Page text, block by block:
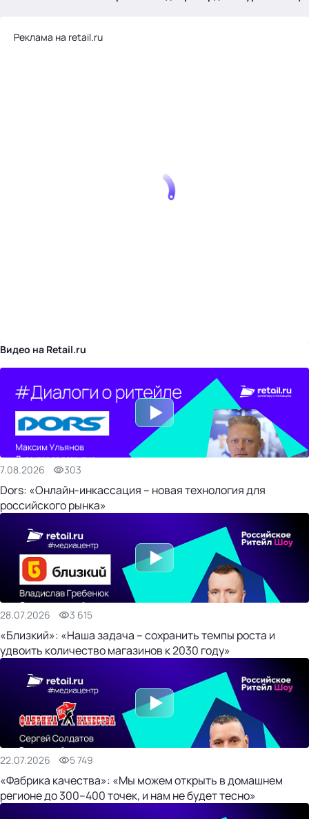
Реклама на retail.ru
Видео на Retail.ru
7.08.2026 303
Dors: «Онлайн-инкассация – новая технология для
российского рынка»
28.07.2026 3 615
«Близкий»: «Наша задача – сохранить темпы роста и
удвоить количество магазинов к 2030 году»
22.07.2026 5 749
«Фабрика качества»: «Мы можем открыть в домашнем
регионе до 300–400 точек, и нам не будет тесно»